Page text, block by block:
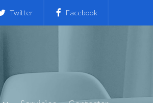
Twitter Facebook